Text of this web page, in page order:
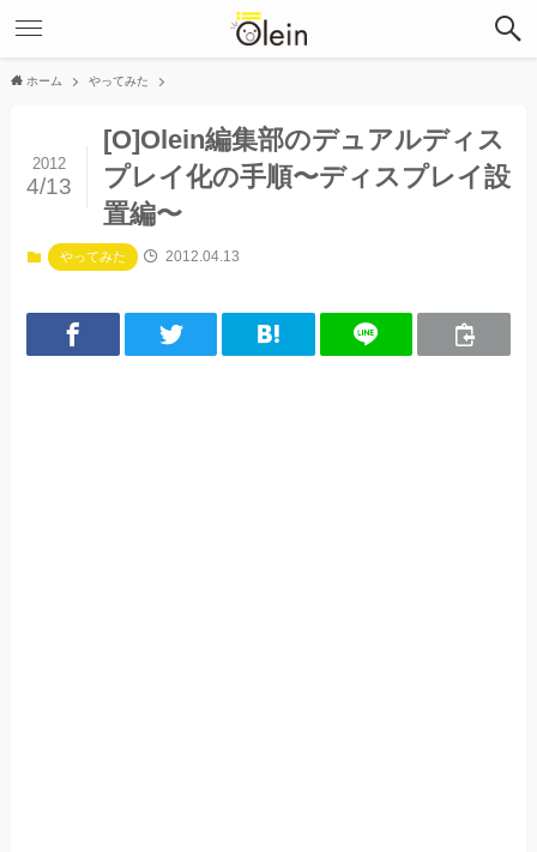
ホーム やってみた
[O]Olein編集部のデュアルディス
プレイ化の手順〜ディスプレイ設
置編〜
2012
4/13
やってみた 2012.04.13